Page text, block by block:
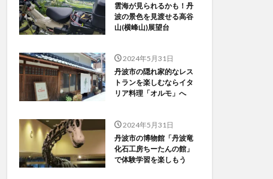
雲海が見られるかも！丹
波の景色を見渡せる高谷
山(横峰山)展望台
2024年5月31日
丹波市の隠れ家的なレス
トランを楽しむならイタ
リア料理「オルモ」へ
2024年5月31日
丹波市の博物館「丹波竜
化石工房ちーたんの館」
で体験学習を楽しもう